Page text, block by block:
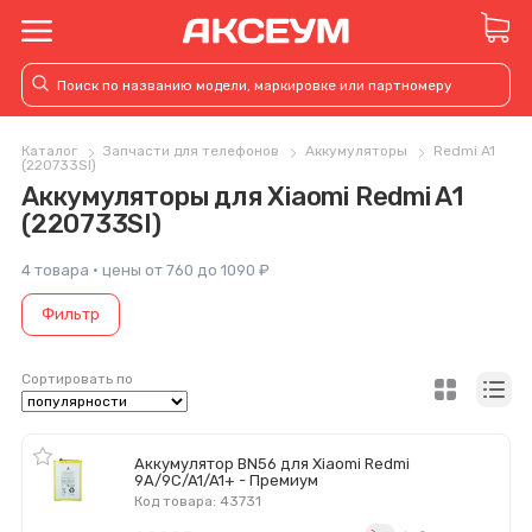
Каталог Запчасти для телефонов Аккумуляторы
Redmi A1
(220733SI)
Аккумуляторы для Xiaomi Redmi A1
(220733SI)
4 товара · цены от 760 до 1090 ₽
Фильтр
Сортировать по
Аккумулятор BN56 для Xiaomi Redmi
9A/9C/A1/A1+ - Премиум
Код товара: 43731